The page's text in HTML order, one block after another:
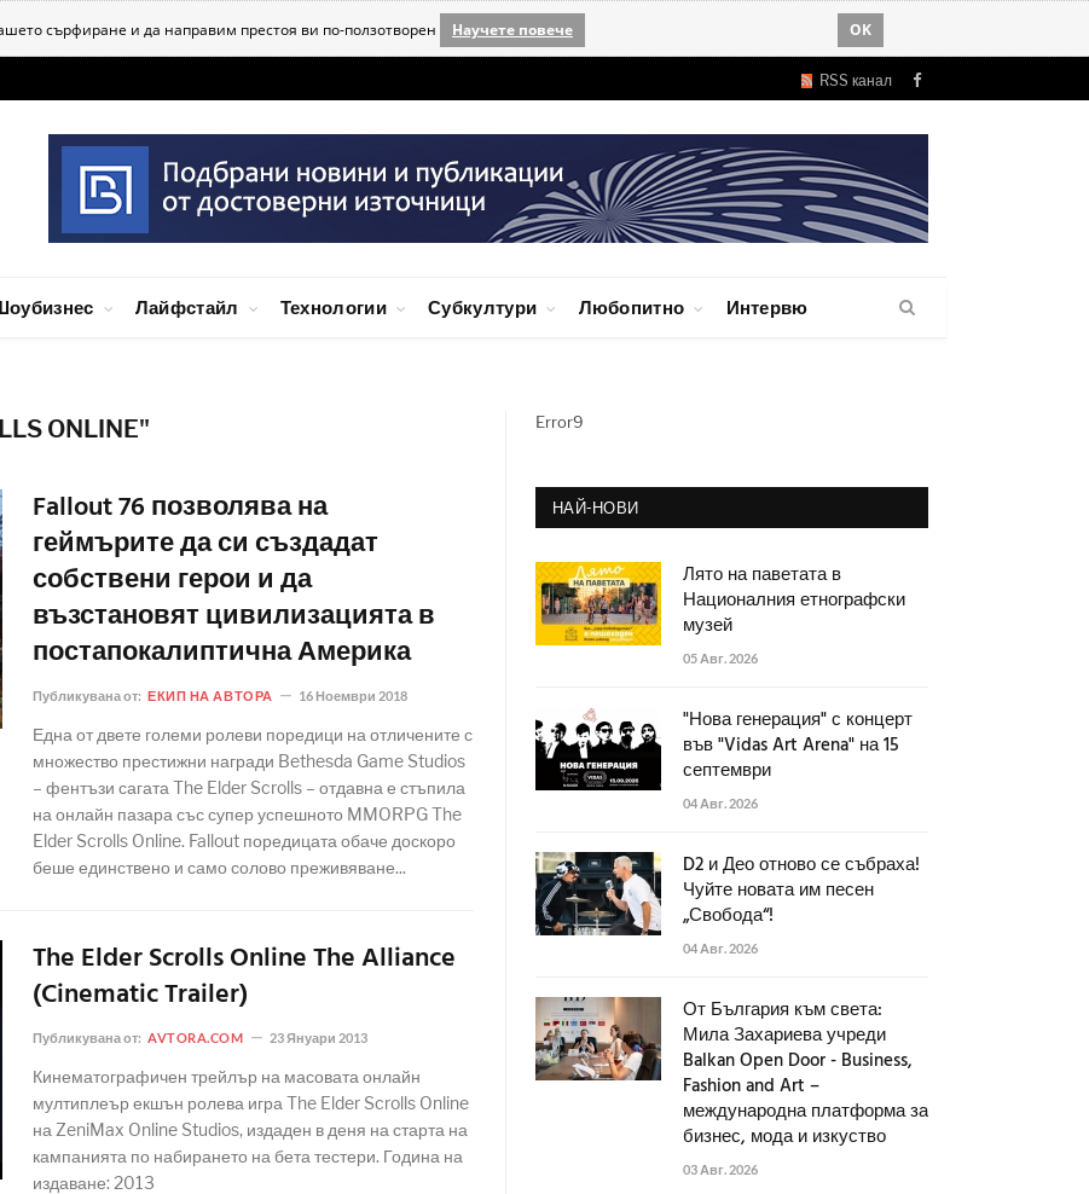
сърфиране и да направим престоя ви по-ползотворен Научете повече OK
RSS канал Facebook
Лайфстайл Технологии Субкултури Любопитно Интервю
ONLINE"
Fallout 76 позволява на
геймърите да си създадат
собствени герои и да
възстановят цивилизацията в
постапокалиптична Америка
Публикувана от: ЕКИП НА АВТОРА 16 Ноември 2018
Една от двете големи ролеви поредици на отличените с
множество престижни награди Bethesda Game Studios
– фентъзи сагата The Elder Scrolls – отдавна е стъпила
на онлайн пазара със супер успешното MMORPG The
Elder Scrolls Online. Fallout поредицата обаче доскоро
беше единствено и само солово преживяване...
The Elder Scrolls Online The Alliance
(Cinematic Trailer)
Публикувана от: AVTORA.COM 23 Януари 2013
Кинематографичен трейлър на масовата онлайн
мултиплеър екшън ролева игра The Elder Scrolls Online
на ZeniMax Online Studios, издаден в деня на старта на
кампанията по набирането на бета тестери. Година на
издаване: 2013
Error9
НАЙ-НОВИ
Лято на паветата в
Националния етнографски
музей
05 Авг. 2026
"Нова генерация" с концерт
във "Vidas Art Arena" на 15
септември
04 Авг. 2026
D2 и Део отново се събраха!
Чуйте новата им песен
„Свобода“!
04 Авг. 2026
От България към света:
Мила Захариева учреди
Balkan Open Door - Business,
Fashion and Art –
международна платформа за
бизнес, мода и изкуство
03 Авг. 2026